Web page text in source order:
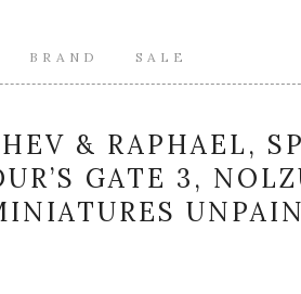
BRAND SALE
& RAPHAEL,
GATE 3,